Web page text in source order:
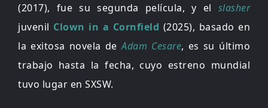
(2017), fue su segunda película, y el slasher
juvenil Clown in a Cornfield (2025), basado en
la exitosa novela deAdam Cesare, es su último
trabajo hasta la fecha, cuyo estreno mundial
tuvo lugar en SXSW.